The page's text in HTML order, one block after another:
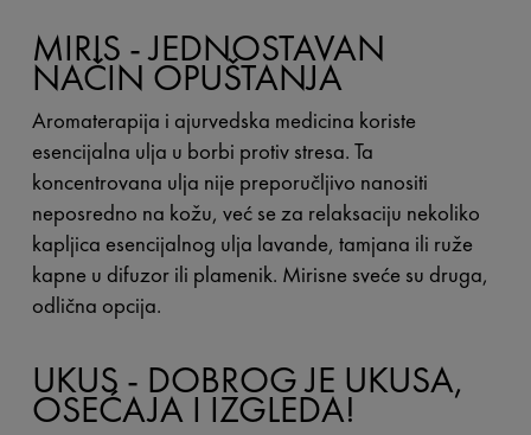
MIRIS - JEDNOSTAVAN
NAČIN OPUŠTANJA
Aromaterapija i ajurvedska medicina koriste
esencijalna ulja u borbi protiv stresa. Ta
koncentrovana ulja nije preporučljivo nanositi
neposredno na kožu, već se za relaksaciju nekoliko
kapljica esencijalnog ulja lavande, tamjana ili ruže
kapne u difuzor ili plamenik. Mirisne sveće su druga,
odlična opcija.
UKUS - DOBROG JE UKUSA,
OSEĆAJA I IZGLEDA!